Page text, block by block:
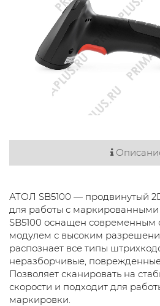
АТОЛ SB5100 — продвинутый
для работы с
SB5100 оснащен
модулем с высоким
распознает все типы
неразборчивые,
Позволяет сканировать на
скорости и подходит для
маркировки.